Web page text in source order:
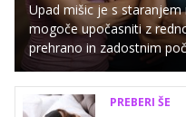
Upad mišic je s
mogoče upočasniti z
prehrano in zadostnim
PREBERI ŠE